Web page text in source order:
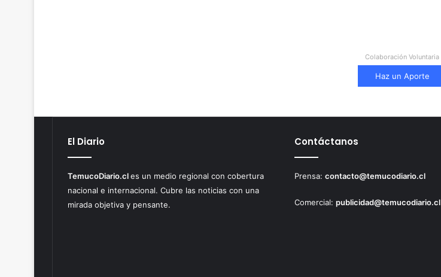
Colaboración Voluntaria
Haz un Aporte
El Diario
TemucoDiario.cles un medio regional con cobertura
nacional e internacional. Cubre las noticias con una
mirada objetiva y pensante.
Contáctanos
Prensa:contacto@temucodiario.cl
Comercial:publicidad@temucodiario.cl